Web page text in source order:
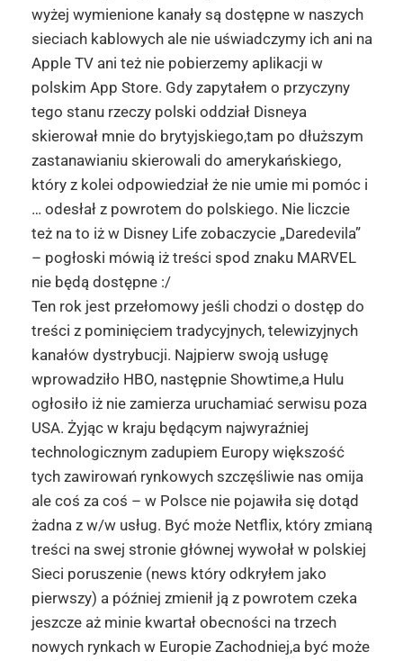
wyżej wymienione kanały są dostępne w naszych
sieciach kablowych ale nie uświadczymy ich ani na
Apple TV ani też nie pobierzemy aplikacji w
polskim App Store. Gdy zapytałem o przyczyny
tego stanu rzeczy polski oddział Disneya
skierował mnie do brytyjskiego,tam po dłuższym
zastanawianiu skierowali do amerykańskiego,
który z kolei odpowiedział że nie umie mi pomóc i
… odesłał z powrotem do polskiego. Nie liczcie
też na to iż w Disney Life zobaczycie „Daredevila”
– pogłoski mówią iż treści spod znaku MARVEL
nie będą dostępne :/
Ten rok jest przełomowy jeśli chodzi o dostęp do
treści z pominięciem tradycyjnych, telewizyjnych
kanałów dystrybucji. Najpierw swoją usługę
wprowadziło HBO, następnie Showtime,a Hulu
ogłosiło iż nie zamierza uruchamiać serwisu poza
USA. Żyjąc w kraju będącym najwyraźniej
technologicznym zadupiem Europy większość
tych zawirowań rynkowych szczęśliwie nas omija
ale coś za coś – w Polsce nie pojawiła się dotąd
żadna z w/w usług. Być może Netflix, który zmianą
treści na swej stronie głównej wywołał w polskiej
Sieci poruszenie (news który odkryłem jako
pierwszy) a później zmienił ją z powrotem czeka
jeszcze aż minie kwartał obecności na trzech
nowych rynkach w Europie Zachodniej,a być może